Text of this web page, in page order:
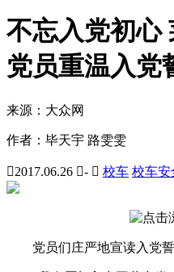
不忘入党初心
党员重温入党
来源： 大众网
作者： 毕天宇 路雯雯
2017.06.26 -  校车 校车安
党员们庄严地宣读入党誓